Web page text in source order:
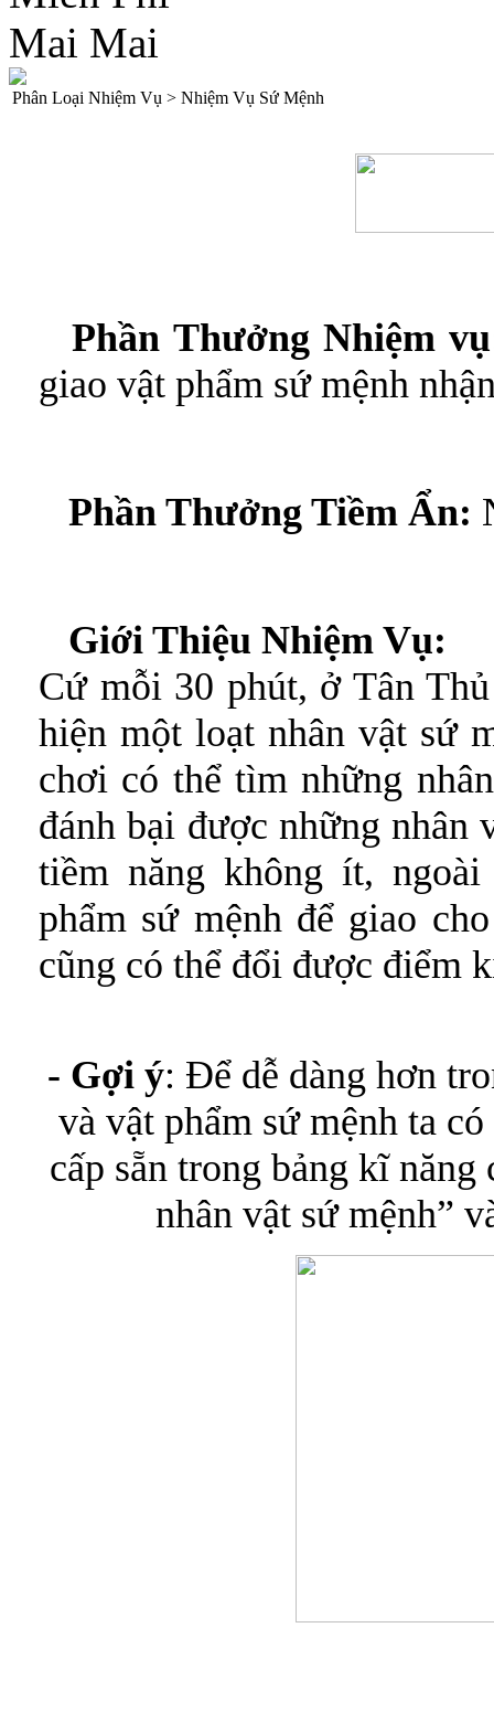
Phân Loại Nhiệm Vụ > Nhiệm Vụ Sứ Mệnh
Phần Thưởng Nhiệm
giao vật phẩm sứ mệnh
Phần Thưởng Tiềm Ẩn:
Giới Thiệu Nhiệm Vụ:
Cứ mỗi 30 phút, ở Tân
hiện một loạt nhân vật sứ
chơi có thể tìm những
đánh bại được những nhân
tiềm năng không ít,
phẩm sứ mệnh để giao
cũng có thể đổi được điểm
- Gợi ý: Để dễ dàng hơn
và vật phẩm sứ mệnh ta
cấp sẵn trong bảng kĩ
nhân vật sứ mệnh”